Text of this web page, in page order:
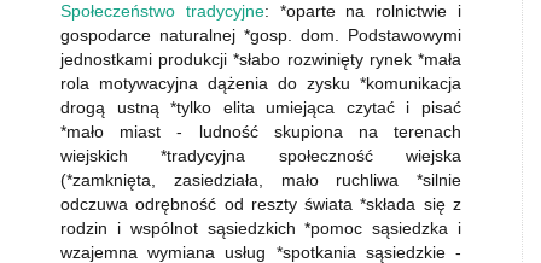
Społeczeństwo tradycyjne: *oparte na rolnictwie i
gospodarce naturalnej *gosp. dom. Podstawowymi
jednostkami produkcji *słabo rozwinięty rynek *mała
rola motywacyjna dążenia do zysku *komunikacja
drogą ustną *tylko elita umiejąca czytać i pisać
*mało miast - ludność skupiona na terenach
wiejskich *tradycyjna społeczność wiejska
(*zamknięta, zasiedziała, mało ruchliwa *silnie
odczuwa odrębność od reszty świata *składa się z
rodzin i wspólnot sąsiedzkich *pomoc sąsiedzka i
wzajemna wymiana usług *spotkania sąsiedzkie -